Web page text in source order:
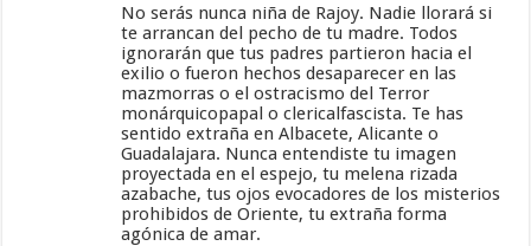
No serás nunca niña de Rajoy. Nadie llorará si
te arrancan del pecho de tu madre. Todos
ignorarán que tus padres partieron hacia el
exilio o fueron hechos desaparecer en las
mazmorras o el ostracismo del Terror
monárquicopapal o clericalfascista. Te has
sentido extraña en Albacete, Alicante o
Guadalajara. Nunca entendiste tu imagen
proyectada en el espejo, tu melena rizada
azabache, tus ojos evocadores de los misterios
prohibidos de Oriente, tu extraña forma
agónica de amar.